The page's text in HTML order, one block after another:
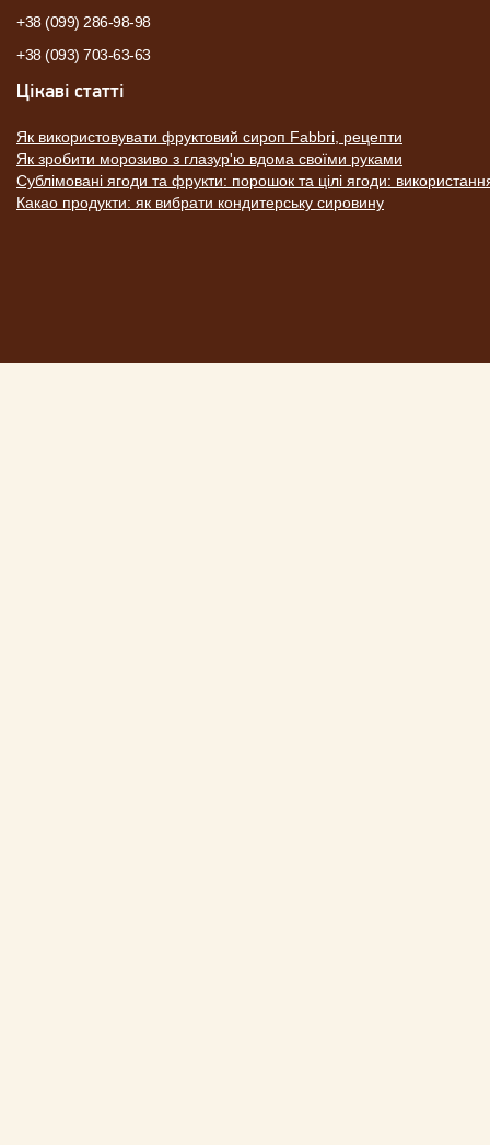
+38 (099) 286-98-98
+38 (093) 703-63-63
Цікаві статті
Як використовувати фруктовий сироп Fabbri, рецепти
Як зробити морозиво з глазур'ю вдома своїми руками
Сублімовані ягоди та фрукти: порошок та цілі ягоди:
Какао продукти: як вибрати кондитерську сировину